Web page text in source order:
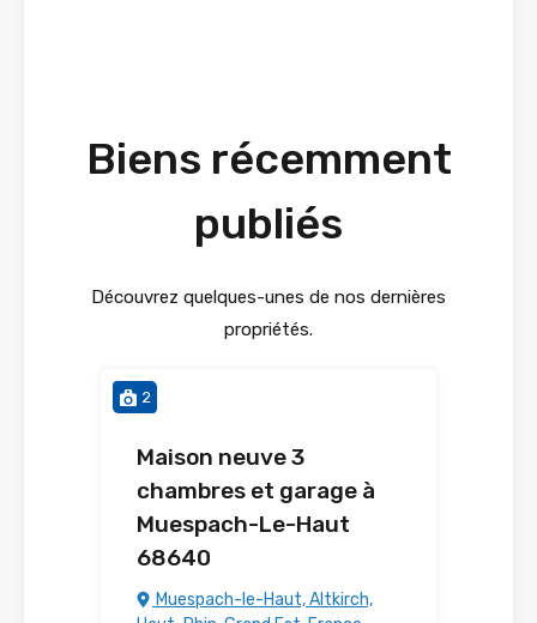
Biens récemment
publiés
Découvrez quelques-unes de nos dernières
propriétés.
2
Maison neuve 3
chambres et garage à
Muespach-Le-Haut
68640
Muespach-le-Haut, Altkirch,